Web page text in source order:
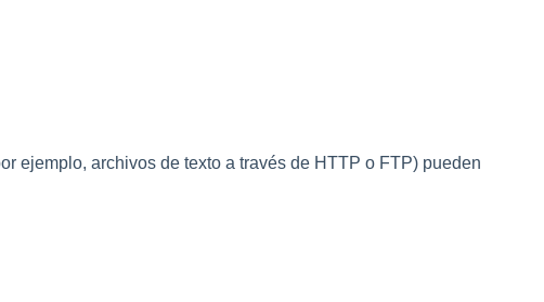
ejemplo, archivos de texto a través de HTTP o FTP) pueden